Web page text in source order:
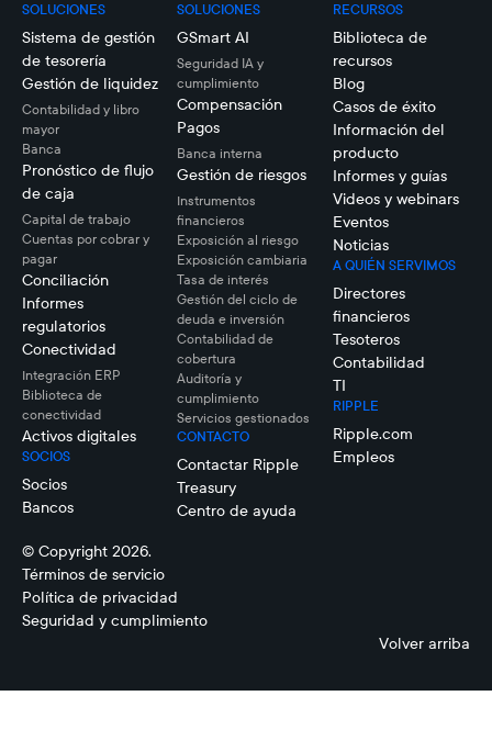
SOLUCIONES
Sistema de gestión
de tesorería
Gestión de liquidez
Contabilidad y libro
mayor
Banca
Pronóstico de flujo
de caja
Capital de trabajo
Cuentas por cobrar y
pagar
Conciliación
Informes
regulatorios
Conectividad
Integración ERP
Biblioteca de
conectividad
Activos digitales
SOCIOS
Socios
Bancos
SOLUCIONES
GSmart AI
Seguridad IA y
cumplimiento
Compensación
Pagos
Banca interna
Gestión de riesgos
Instrumentos
financieros
Exposición al riesgo
Exposición cambiaria
Tasa de interés
Gestión del ciclo de
deuda e inversión
Contabilidad de
cobertura
Auditoría y
cumplimiento
Servicios gestionados
CONTACTO
Contactar Ripple
Treasury
Centro de ayuda
RECURSOS
Biblioteca de
recursos
Blog
Casos de éxito
Información del
producto
Informes y guías
Videos y webinars
Eventos
Noticias
A QUIÉN SERVIMOS
Directores
financieros
Tesoteros
Contabilidad
TI
RIPPLE
Ripple.com
Empleos
© Copyright 2026.
Términos de servicio
Política de privacidad
Seguridad y cumplimiento
Volver arriba